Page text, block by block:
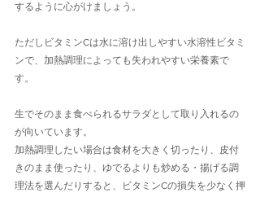
するように心がけましょう。
ただしビタミンCは水に溶け出しやすい水溶性ビタミ
ンで、加熱調理によっても失われやすい栄養素で
す。
生でそのまま食べられるサラダとして取り入れるの
が向いています。
加熱調理したい場合は食材を大きく切ったり、皮付
きのまま使ったり、ゆでるよりも炒める・揚げる調
理法を選んだりすると、ビタミンCの損失を少なく押